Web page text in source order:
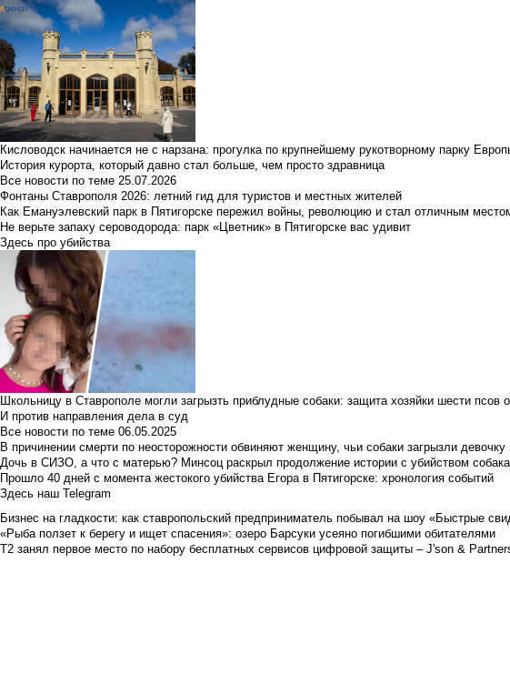
Кисловодск начинается не с нарзана: прогулка по крупнейшему рукотворному парку
История курорта, который давно стал больше, чем просто здравница
Все новости по теме 25.07.2026
Фонтаны Ставрополя 2026: летний гид для туристов и местных жителей
Как Емануэлевский парк в Пятигорске пережил войны, революцию и стал отличным
Не верьте запаху сероводорода: парк «Цветник» в Пятигорске вас удивит
Здесь про убийства
Школьницу в Ставрополе могли загрызть приблудные собаки: защита хозяйки шести псов
И против направления дела в суд
Все новости по теме 06.05.2025
В причинении смерти по неосторожности обвиняют женщину, чьи собаки загрызли
Дочь в СИЗО, а что с матерью? Минсоц раскрыл продолжение истории с убийством
Прошло 40 дней с момента жестокого убийства Егора в Пятигорске: хронология событий
Здесь наш Telegram
Бизнес на гладкости: как ставропольский предприниматель побывал на шоу «Быстрые
«Рыба ползет к берегу и ищет спасения»: озеро Барсуки усеяно погибшими обитателями
Т2 занял первое место по набору бесплатных сервисов цифровой защиты – J'son &